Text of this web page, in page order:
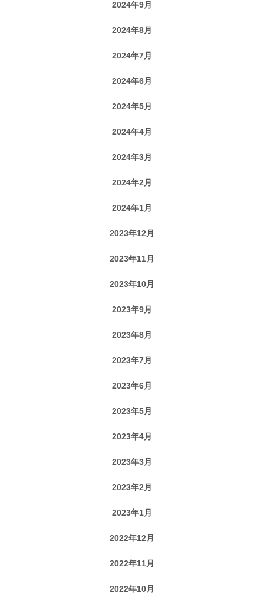
2024年9月
2024年8月
2024年7月
2024年6月
2024年5月
2024年4月
2024年3月
2024年2月
2024年1月
2023年12月
2023年11月
2023年10月
2023年9月
2023年8月
2023年7月
2023年6月
2023年5月
2023年4月
2023年3月
2023年2月
2023年1月
2022年12月
2022年11月
2022年10月